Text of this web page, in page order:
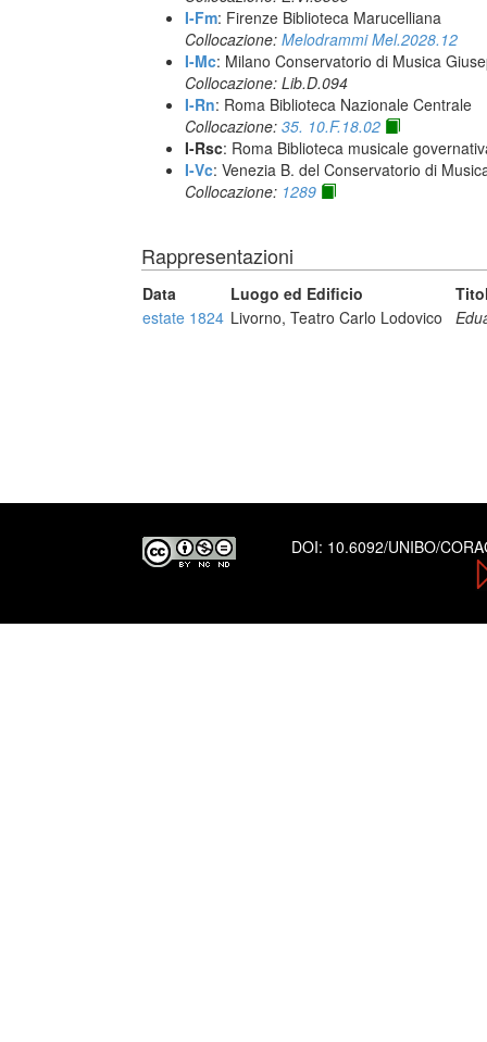
I-Fm: Firenze Biblioteca Marucelliana
Collocazione: Melodrammi Mel.2028.12
I-Mc: Milano Conservatorio di Musica
Collocazione: Lib.D.094
I-Rn: Roma Biblioteca Nazionale Centrale
Collocazione: 35. 10.F.18.02
I-Rsc: Roma Biblioteca musicale
I-Vc: Venezia B. del Conservatorio di
Collocazione: 1289
Rappresentazioni
Data Luogo ed Edificio
estate 1824 Livorno, Teatro Carlo Lodovico
DOI: 10.6092/UNIBO/